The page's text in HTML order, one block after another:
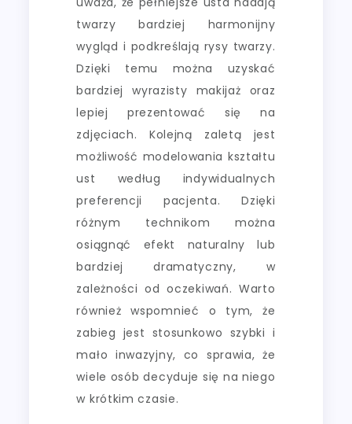
twarzy bardziej harmonijny
wygląd i podkreślają rysy twarzy.
Dzięki temu można uzyskać
bardziej wyrazisty makijaż oraz
lepiej prezentować się na
zdjęciach. Kolejną zaletą jest
możliwość modelowania kształtu
ust według indywidualnych
preferencji pacjenta. Dzięki
różnym technikom można
osiągnąć efekt naturalny lub
bardziej dramatyczny, w
zależności od oczekiwań. Warto
również wspomnieć o tym, że
zabieg jest stosunkowo szybki i
mało inwazyjny, co sprawia, że
wiele osób decyduje się na niego
w krótkim czasie.